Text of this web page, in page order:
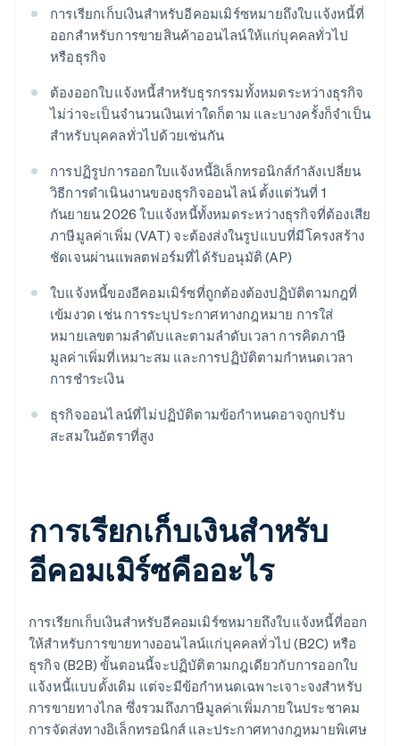
การเรียกเก็บเงินสำหรับอีคอมเมิร์ซหมายถึงใบแจ้งหนี้ที่
ออกสำหรับการขายสินค้าออนไลน์ให้แก่บุคคลทั่วไป
หรือธุรกิจ
ต้องออกใบแจ้งหนี้สำหรับธุรกรรมทั้งหมดระหว่างธุรกิจ
ไม่ว่าจะเป็นจำนวนเงินเท่าใดก็ตาม และบางครั้งก็จำเป็น
สำหรับบุคคลทั่วไปด้วยเช่นกัน
การปฏิรูปการออกใบแจ้งหนี้อิเล็กทรอนิกส์กำลังเปลี่ยน
วิธีการดำเนินงานของธุรกิจออนไลน์ ตั้งแต่วันที่ 1
กันยายน 2026 ใบแจ้งหนี้ทั้งหมดระหว่างธุรกิจที่ต้องเสีย
ภาษีมูลค่าเพิ่ม (VAT) จะต้องส่งในรูปแบบที่มีโครงสร้าง
ชัดเจนผ่านแพลตฟอร์มที่ได้รับอนุมัติ (AP)
ใบแจ้งหนี้ของอีคอมเมิร์ซที่ถูกต้องต้องปฏิบัติตามกฎที่
เข้มงวด เช่น การระบุประกาศทางกฎหมาย การใส่
หมายเลขตามลำดับและตามลำดับเวลา การคิดภาษี
มูลค่าเพิ่มที่เหมาะสม และการปฏิบัติตามกำหนดเวลา
การชำระเงิน
ธุรกิจออนไลน์ที่ไม่ปฏิบัติตามข้อกำหนดอาจถูกปรับ
สะสมในอัตราที่สูง
การเรียกเก็บเงินสำหรับ
อีคอมเมิร์ซคืออะไร
การเรียกเก็บเงินสำหรับอีคอมเมิร์ซหมายถึงใบแจ้งหนี้ที่ออก
ให้สำหรับการขายทางออนไลน์แก่บุคคลทั่วไป (B2C) หรือ
ธุรกิจ (B2B) ขั้นตอนนี้จะปฏิบัติตามกฎเดียวกับการออกใบ
แจ้งหนี้แบบดั้งเดิม แต่จะมีข้อกำหนดเฉพาะเจาะจงสำหรับ
การขายทางไกล ซึ่งรวมถึงภาษีมูลค่าเพิ่มภายในประชาคม
การจัดส่งทางอิเล็กทรอนิกส์ และประกาศทางกฎหมายพิเศษ